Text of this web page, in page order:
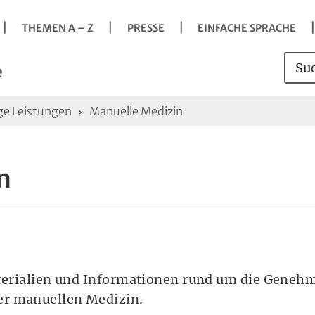
THEMEN A – Z PRESSE EINFACHE SPRACHE
Leistungen Manuelle Medizin
und Informationen rund um die
manuellen Medizin.